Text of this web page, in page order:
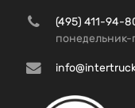
(495) 411-94-